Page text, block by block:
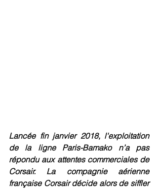
Lancée fin janvier 2018, l'exploitation
de la ligne Paris-Bamako n’a pas
répondu aux attentes commerciales de
Corsair. La compagnie aérienne
française Corsair décide alors de siffler